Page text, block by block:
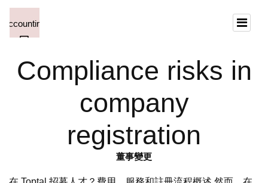
Compliance risks in
company
registration
董事變更